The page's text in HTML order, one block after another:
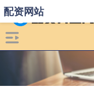
配资网站